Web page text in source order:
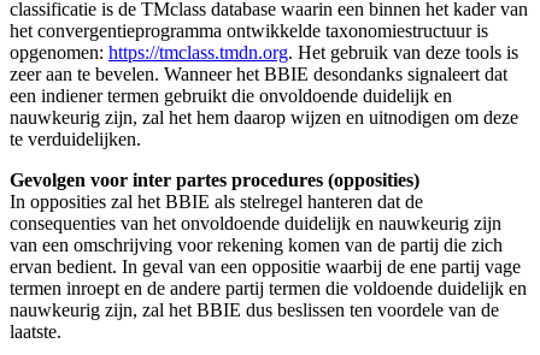
classificatie is de TMclass database waarin een binnen het kader van
het convergentieprogramma ontwikkelde taxonomiestructuur is
opgenomen: https://tmclass.tmdn.org. Het gebruik van deze tools is
zeer aan te bevelen. Wanneer het BBIE desondanks signaleert dat
een indiener termen gebruikt die onvoldoende duidelijk en
nauwkeurig zijn, zal het hem daarop wijzen en uitnodigen om deze
te verduidelijken.
Gevolgen voor inter partes procedures (opposities)
In opposities zal het BBIE als stelregel hanteren dat de
consequenties van het onvoldoende duidelijk en nauwkeurig zijn
van een omschrijving voor rekening komen van de partij die zich
ervan bedient. In geval van een oppositie waarbij de ene partij vage
termen inroept en de andere partij termen die voldoende duidelijk en
nauwkeurig zijn, zal het BBIE dus beslissen ten voordele van de
laatste.